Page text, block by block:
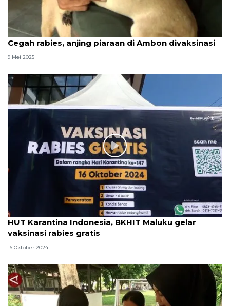
Cegah rabies, anjing piaraan di Ambon divaksinasi
9 Mei 2025
HUT Karantina Indonesia, BKHIT Maluku gelar
vaksinasi rabies gratis
16 Oktober 2024